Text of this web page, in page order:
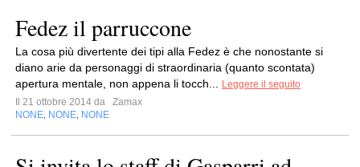
Fedez il parruccone
La cosa più divertente dei tipi alla Fedez è che nonostante si
diano arie da personaggi di straordinaria (quanto scontata)
apertura mentale, non appena li tocch...
Leggere il seguito
Il 21 ottobre 2014 da
Zamax
NONE NONE NONE